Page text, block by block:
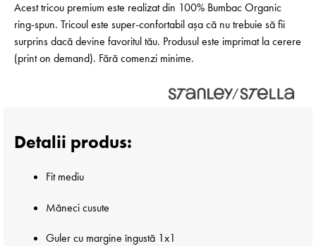
Acest tricou premium este realizat din 100% Bumbac Organic
ring-spun. Tricoul este super-confortabil așa că nu trebuie să fii
surprins dacă devine favoritul tău. Produsul este imprimat la cerere
(print on demand). Fără comenzi minime.
Detalii produs:
Fit mediu
Măneci cusute
Guler cu margine îngustă 1x1